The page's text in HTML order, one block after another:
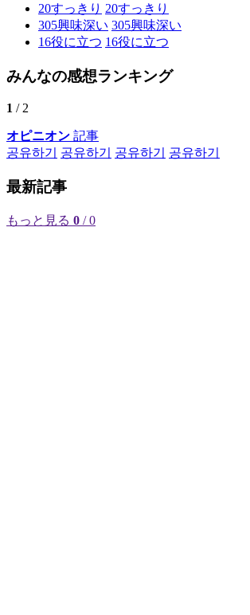
20すっきり 20すっきり
305興味深い 305興味深い
16役に立つ 16役に立つ
みんなの感想ランキング
1 / 2
オピニオン 記事
공유하기
공유하기 공유하기 공유하기
最新記事
もっと見る 0 / 0